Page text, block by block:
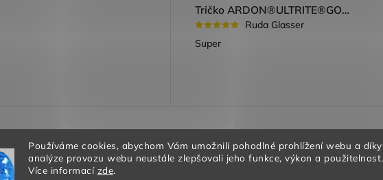
Používáme cookies, abychom Vám umožnili pohodlné prohlížení webu a díky
analýze provozu webu neustále zlepšovali jeho funkce, výkon a použitelnost.
Více informací zde.
Tričko ARDON®ULTRITE®GO! dámské růžová
Ruda Glasser
Super